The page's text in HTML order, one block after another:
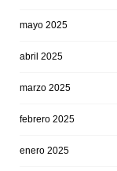
mayo 2025
abril 2025
marzo 2025
febrero 2025
enero 2025